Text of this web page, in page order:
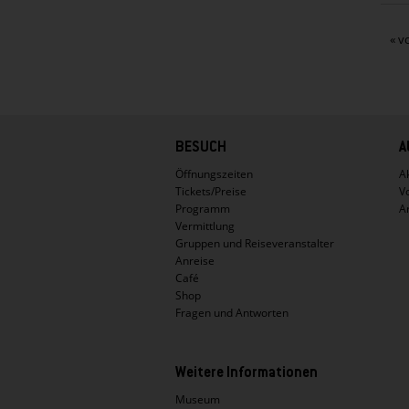
«
BESUCH
Öffnungszeiten
Tickets/Preise
Programm
Vermittlung
Gruppen und Reiseveranstalter
Anreise
Café
Shop
Fragen und Antworten
Weitere Informationen
Museum